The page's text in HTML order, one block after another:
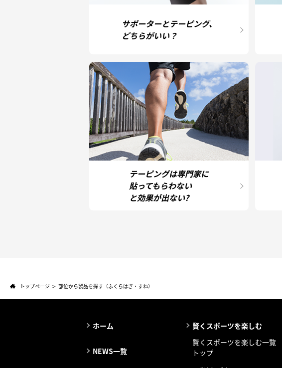
サポーターとテーピング、
どちらがいい？
テーピングは専門家に
貼ってもらわない
と効果が出ない?
トップページ 部位から製品を探す（ふくらはぎ・すね）
ホーム
NEWS一覧
賢くスポーツを楽しむ
賢くスポーツを楽しむ一覧
トップ